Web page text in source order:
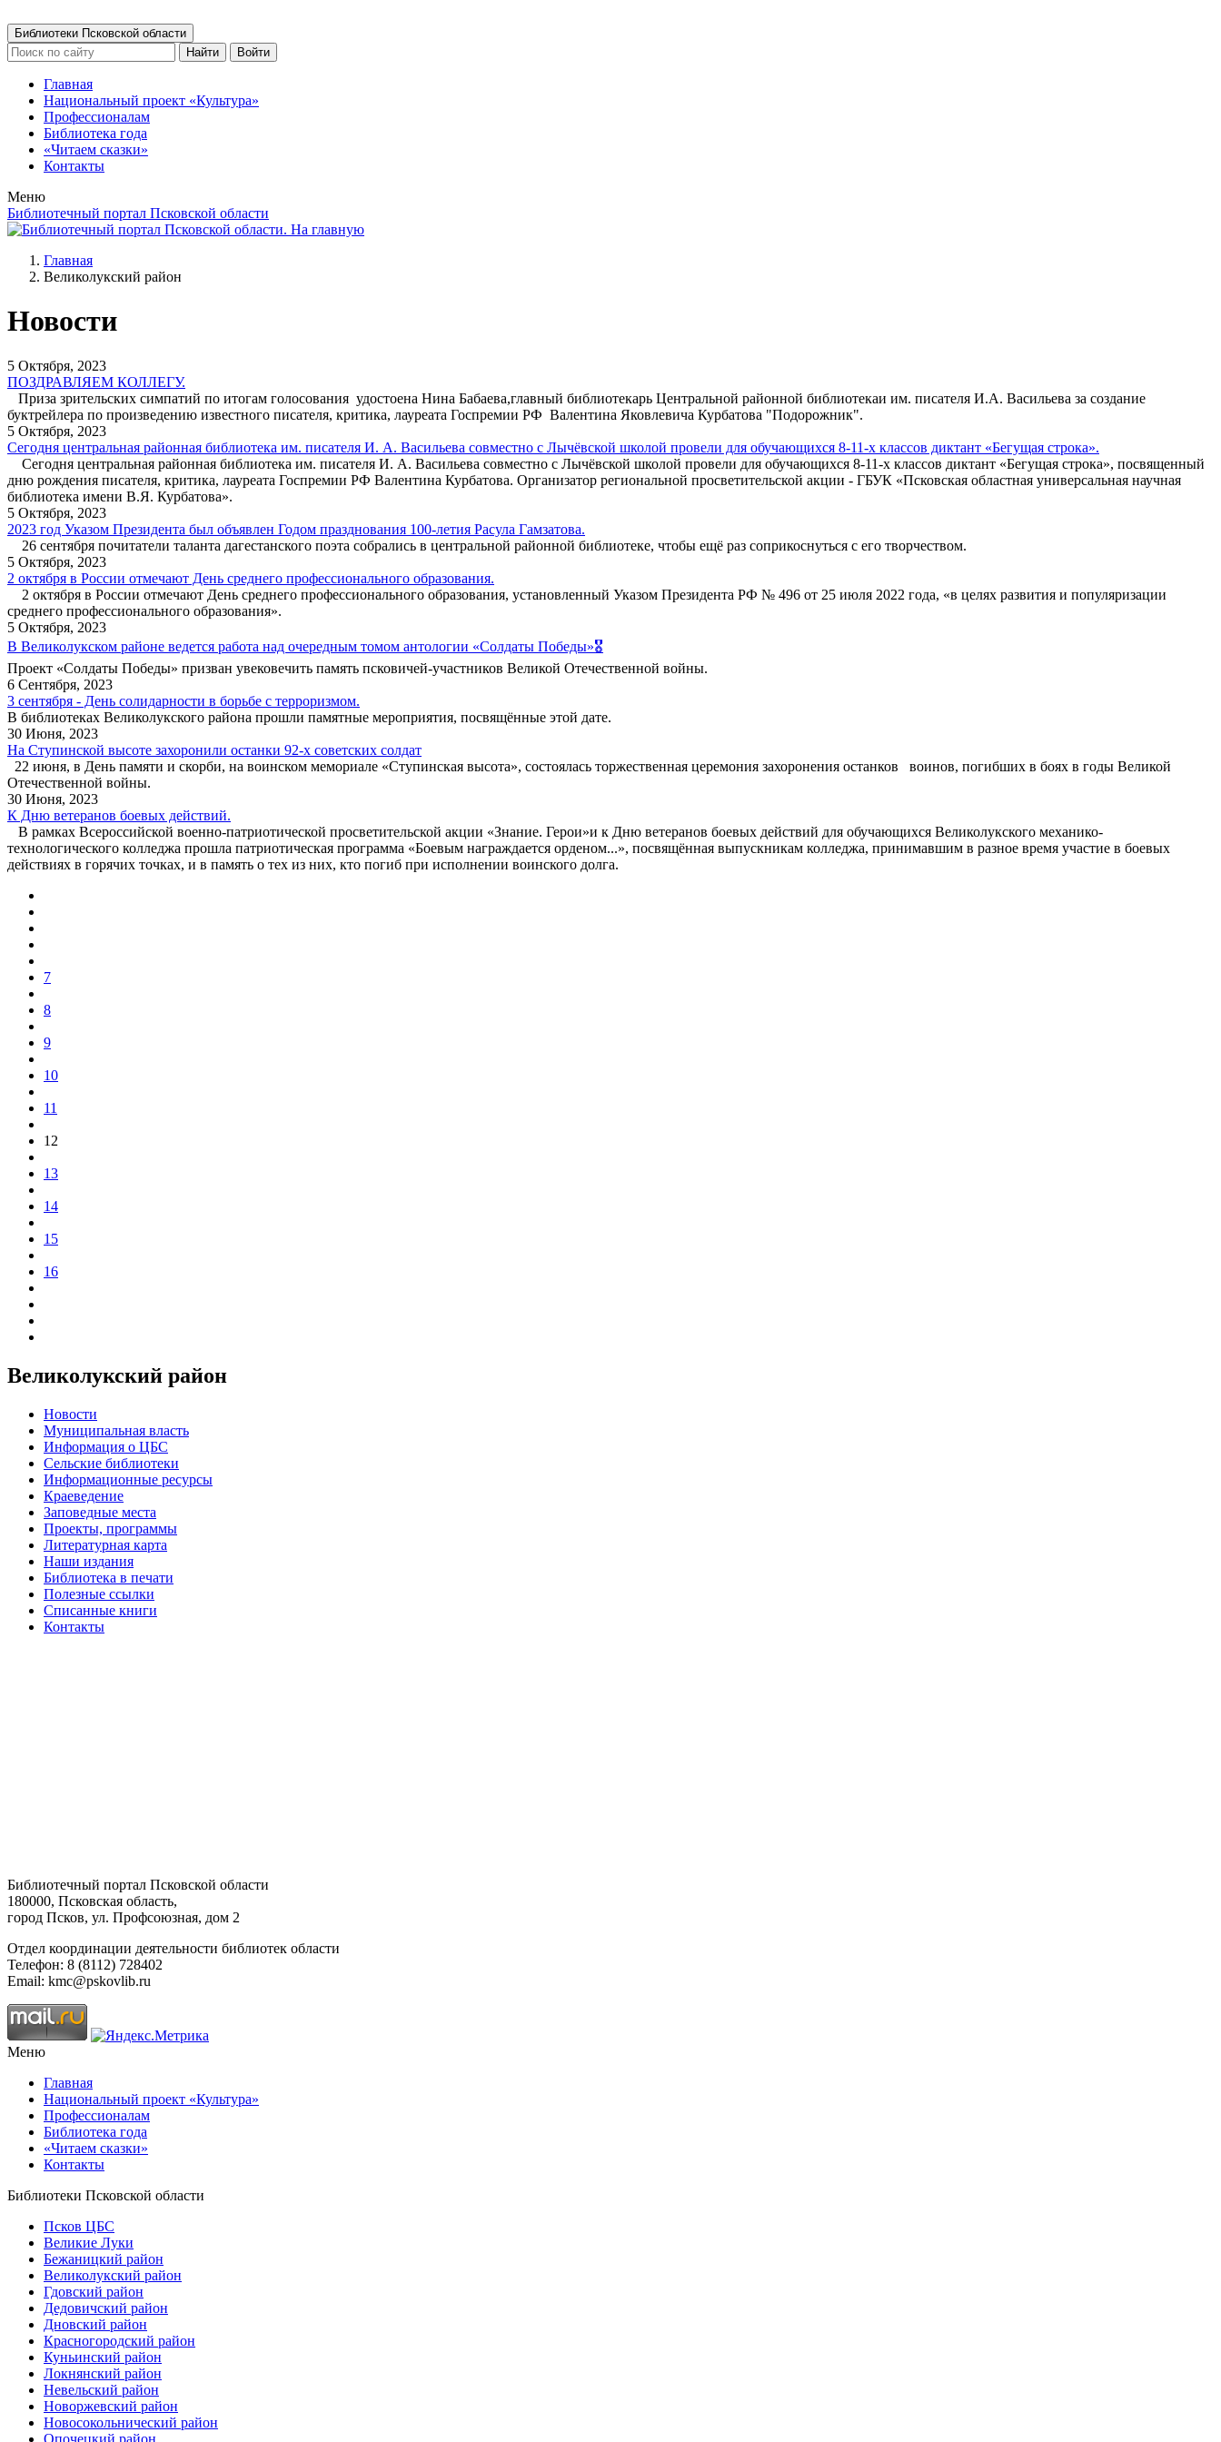
Библиотеки Псковской области
Найти
Войти
Главная
Национальный проект «Культура»
Профессионалам
Библиотека года
«Читаем сказки»
Контакты
Меню
Библиотечный портал Псковской области
Главная
Великолукский район
Новости
5 Октября, 2023
ПОЗДРАВЛЯЕМ КОЛЛЕГУ.
Призa зрительских симпатий по итогам голосования удостоена Нина Бабаева,главный библиотекарь Центральной районной библиотекаи им. писателя И.А. Васильева за создание
буктрейлера по произведению известного писателя, критика, лауреата Госпремии РФ Валентина Яковлевича Курбатова "Подорожник".
5 Октября, 2023
Сегодня центральная районная библиотека им. писателя И. А. Васильева совместно с Лычёвской школой провели для обучающихся 8-11-х классов диктант «Бегущая строка».
Сегодня центральная районная библиотека им. писателя И. А. Васильева совместно с Лычёвской школой провели для обучающихся 8-11-х классов диктант «Бегущая строка», посвященный
дню рождения писателя, критика, лауреата Госпремии РФ Валентина Курбатова. Организатор региональной просветительской акции - ГБУК «Псковская областная универсальная научная
библиотека имени В.Я. Курбатова».
5 Октября, 2023
2023 год Указом Президента был объявлен Годом празднования 100-летия Расула Гамзатова.
26 сентября почитатели таланта дагестанского поэта собрались в центральной районной библиотеке, чтобы ещё раз соприкоснуться с его творчеством.
5 Октября, 2023
2 октября в России отмечают День среднего профессионального образования.
2 октября в России отмечают День среднего профессионального образования, установленный Указом Президента РФ № 496 от 25 июля 2022 года, «в целях развития и популяризации
среднего профессионального образования».
5 Октября, 2023
В Великолукском районе ведется работа над очередным томом антологии «Солдаты Победы»🎖
Проект «Солдаты Победы» призван увековечить память псковичей-участников Великой Отечественной войны.
6 Сентября, 2023
3 сентября - День солидарности в борьбе с терроризмом.
В библиотеках Великолукского района прошли памятные мероприятия, посвящённые этой дате.
30 Июня, 2023
На Ступинской высоте захоронили останки 92-х советских солдат
22 июня, в День памяти и скорби, на воинском мемориале «Ступинская высота», состоялась торжественная церемония захоронения останков воинов, погибших в боях в годы Великой
Отечественной войны.
30 Июня, 2023
К Дню ветеранов боевых действий.
В рамках Всероссийской военно-патриотической просветительской акции «Знание. Герои»и к Дню ветеранов боевых действий для обучающихся Великолукского механико-
технологического колледжа прошла патриотическая программа «Боевым награждается орденом...», посвящённая выпускникам колледжа, принимавшим в разное время участие в боевых
действиях в горячих точках, и в память о тех из них, кто погиб при исполнении воинского долга.
7
8
9
10
11
12
13
14
15
16
Великолукский район
Новости
Муниципальная власть
Информация о ЦБС
Сельские библиотеки
Информационные ресурсы
Краеведение
Заповедные места
Проекты, программы
Литературная карта
Наши издания
Библиотека в печати
Полезные ссылки
Списанные книги
Контакты
Библиотечный портал Псковской области
180000, Псковская область,
город Псков, ул. Профсоюзная, дом 2
Отдел координации деятельности библиотек области
Телефон: 8 (8112) 728402
Email: kmc@pskovlib.ru
Меню
Главная
Национальный проект «Культура»
Профессионалам
Библиотека года
«Читаем сказки»
Контакты
Библиотеки Псковской области
Псков ЦБС
Великие Луки
Бежаницкий район
Великолукский район
Гдовский район
Дедовичский район
Дновский район
Красногородский район
Куньинский район
Локнянский район
Невельский район
Новоржевский район
Новосокольнический район
Опочецкий район